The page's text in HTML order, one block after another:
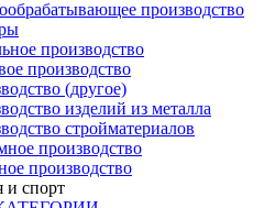
производство
производство
производство
(другое)
изделий из металла
стройматериалов
производство
производство
и спорт